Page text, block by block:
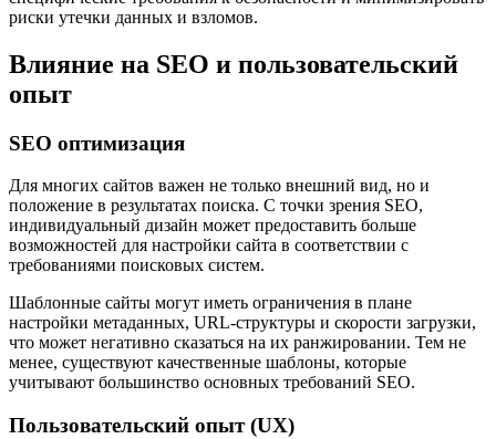
риски утечки данных и взломов.
Влияние на SEO и пользовательский
опыт
SEO оптимизация
Для многих сайтов важен не только внешний вид, но и
положение в результатах поиска. С точки зрения SEO,
индивидуальный дизайн может предоставить больше
возможностей для настройки сайта в соответствии с
требованиями поисковых систем.
Шаблонные сайты могут иметь ограничения в плане
настройки метаданных, URL-структуры и скорости загрузки,
что может негативно сказаться на их ранжировании. Тем не
менее, существуют качественные шаблоны, которые
учитывают большинство основных требований SEO.
Пользовательский опыт (UX)